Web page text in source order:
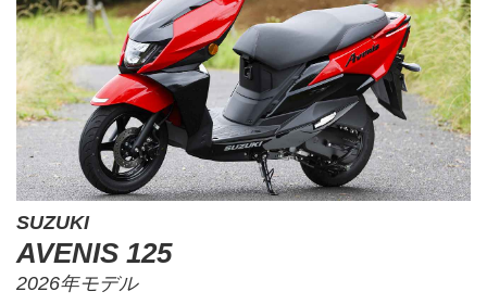
SUZUKI
AVENIS 125
2026年モデル